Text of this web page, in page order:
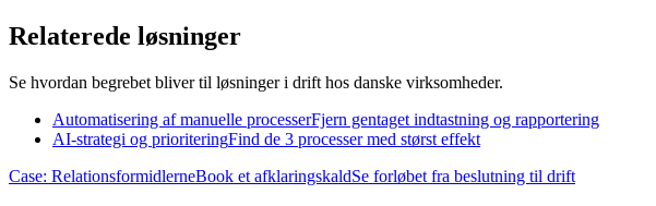
Relaterede løsninger
Se hvordan begrebet bliver til løsninger i drift hos danske virksomheder.
Automatisering af manuelle processerFjern gentaget indtastning og rapportering
AI-strategi og prioriteringFind de 3 processer med størst effekt
Case: RelationsformidlerneBook et afklaringskaldSe forløbet fra beslutning til drift